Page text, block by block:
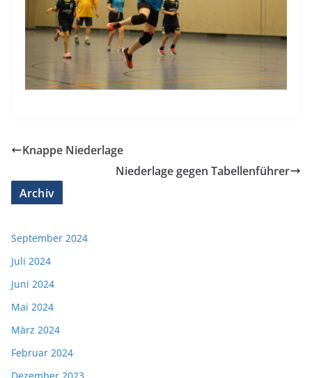
Knappe Niederlage
Niederlage gegen Tabellenführer
Archiv
September 2024
Juli 2024
Juni 2024
Mai 2024
März 2024
Februar 2024